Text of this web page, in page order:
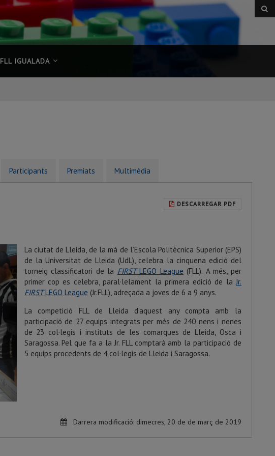
FLL IGUALADA
Participants Premiats Multimèdia
DESCARREGAR PDF
La ciutat de Lleida, de la mà de l’Escola Politècnica Superior (EPS)
de la Universitat de Lleida (UdL), celebra la cinquena edició del
torneig classificatori de la FIRSTLEGO League (FLL). A més, per
primer cop es celebra, paral·lelament la primera edició de laJr.
FIRSTLEGO League (Jr.FLL), adreçada a joves de 6 a 9 anys.
La competició FLL de Lleida d’aquest any compta amb la
participació de 27 equips integrats per més de 240 nens i nenes
de 23 col·legis i instituts de les comarques de Lleida, Osca i
Saragossa. Pel que fa a la Jr. FLL comptarà amb la participació de
5 equips procedents de 4 col·legis de Lleida i Saragossa.
Darrera modificació: dimecres, 20 de de març de 2019